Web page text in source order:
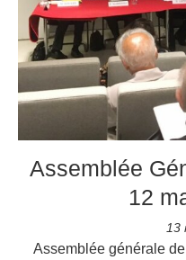
Assemblée
12
13
Assemblée générale